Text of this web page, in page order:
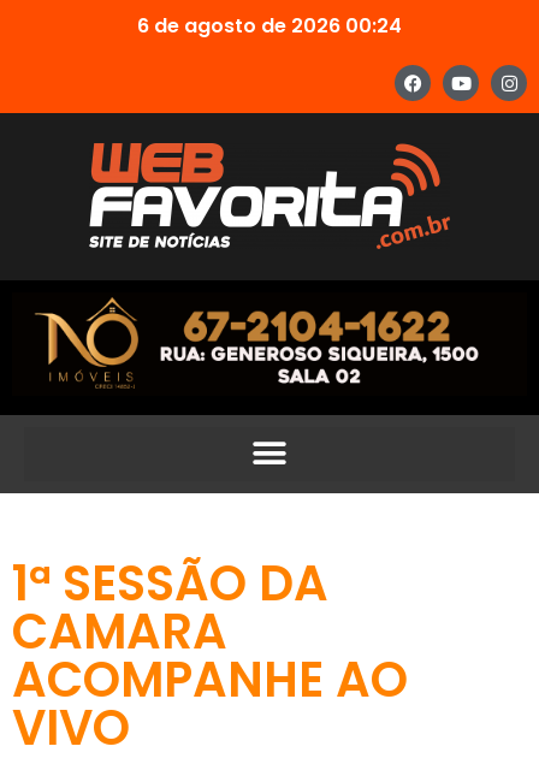
6 de agosto de 2026 00:24
1ª SESSÃO DA
CAMARA
ACOMPANHE AO
VIVO